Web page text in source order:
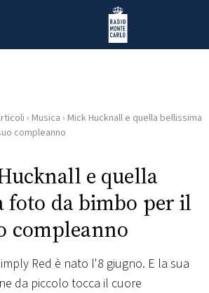
Radio Monte Carlo
› Musica › Mick Hucknall e quella bellissima
compleanno
e quella
foto da bimbo per il
compleanno
Red è nato l'8 giugno. E la sua
da piccolo tocca il cuore